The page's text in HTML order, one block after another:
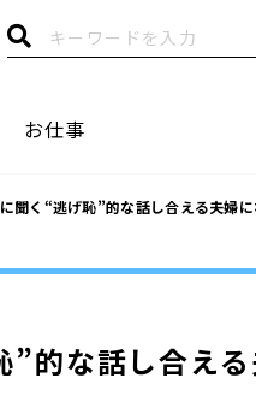
お仕事
聞く“逃げ恥”的な話し合える夫婦
”的な話し合え